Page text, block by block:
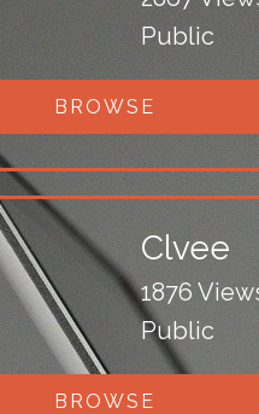
Public
BROWSE
Clvee
1876
Public
BROWSE